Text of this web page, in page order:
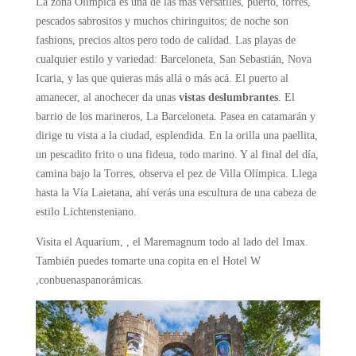
pescados sabrositos y muchos chiringuitos; de noche son
fashions, precios altos pero todo de calidad. Las playas de
cualquier estilo y variedad: Barceloneta, San Sebastián, Nova
Icaria, y las que quieras más allá o más acá. El puerto al
amanecer, al anochecer da unas vistas deslumbrantes. El
barrio de los marineros, La Barceloneta. Pasea en catamarán y
dirige tu vista a la ciudad, esplendida. En la orilla una paellita,
un pescadito frito o una fideua, todo marino. Y al final del día,
camina bajo la Torres, observa el pez de Villa Olímpica. Llega
hasta la Vía Laietana, ahí verás una escultura de una cabeza de
estilo Lichtensteniano.
Visita el Aquarium, , el Maremagnum todo al lado del Imax.
También puedes tomarte una copita en el Hotel W
,conbuenaspanorámicas.